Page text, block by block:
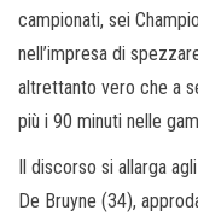
campionati, sei
nell’impresa di
altrettanto vero che a
più i 90 minuti nelle
Il discorso si allarga
De Bruyne (34),